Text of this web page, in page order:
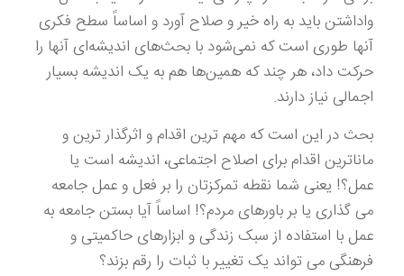
واداشتن باید به راه خیر و صلاح آورد و اساساً سطح فکری
آنها طوری است که نمی‌شود با بحث‌های اندیشه‌‌ای آنها را
حرکت داد، هر چند که همین‌ها هم به یک اندیشه بسیار
اجمالی نیاز دارند.
بحث در این است که مهم ترین اقدام و اثرگذار ترین و
ماناترین اقدام برای اصلاح اجتماعی، اندیشه است یا
عمل؟! یعنی شما نقطه تمرکزتان را بر فعل و عمل جامعه
می گذاری یا بر باورهای مردم؟! اساساً آیا بستن جامعه به
عمل با استفاده از سبک زندگی و ابزارهای حاکمیتی و
فرهنگی می تواند یک تغییر با ثبات را رقم بزند؟